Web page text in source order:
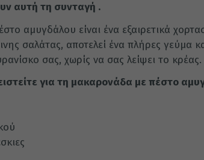
αυτή τη συνταγή .
αμυγδάλου είναι ένα εξαιρετικά
σαλάτας, αποτελεί ένα πλήρες γεύμα
σας, χωρίς να σας λείψει το κρέας.
για τη μακαρονάδα με πέστο